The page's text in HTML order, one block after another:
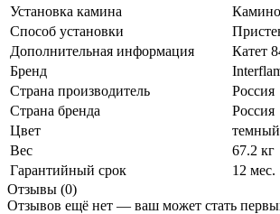
Установка камина
Способ установки
Дополнительная информация
Катет
Бренд
Страна производитель
Россия
Страна бренда
Россия
Цвет
Вес
67.2 кг
Гарантийный срок
12 мес.
Отзывы (0)
Отзывов ещё нет — ваш может стать